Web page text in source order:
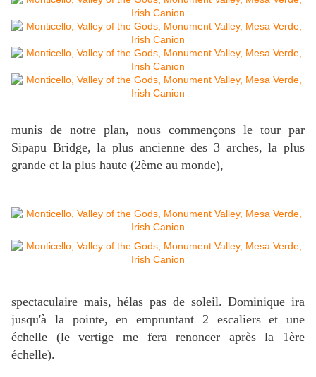
munis de notre plan, nous commençons le tour par
Sipapu Bridge, la plus ancienne des 3 arches, la plus
grande et la plus haute (2ème au monde),
spectaculaire mais, hélas pas de soleil. Dominique ira
jusqu'à la pointe, en empruntant 2 escaliers et une
échelle (le vertige me fera renoncer après la 1ère
échelle).